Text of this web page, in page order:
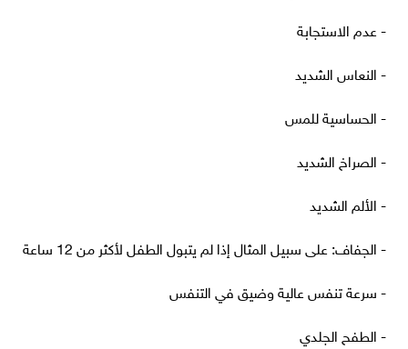
- عدم الاستجابة
- النعاس الشديد
- الحساسية للمس
- الصراخ الشديد
- الألم الشديد
- الجفاف: على سبيل المثال إذا لم يتبول الطفل لأكثر من 12 ساعة
- سرعة تنفس عالية وضيق في التنفس
- الطفح الجلدي